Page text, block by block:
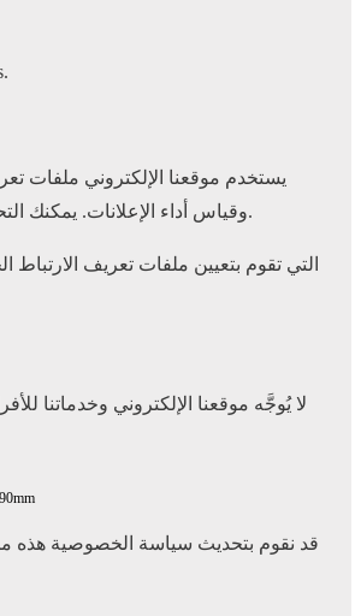
يستخدم موقعنا الإلكتروني ملفات
وقياس أداء الإعلانات. يمكنك التحكم في استخدام ملفات تعريف الارتباط على مستوى المتصفح. ومع ذلك، إذا اخترت تعطيل ملفات تعريف الارتباط، فقد لا تعمل بعض ميزات الموقع بشكل صحيح.
قد نقوم بتحديث سياسة الخصوصية هذه